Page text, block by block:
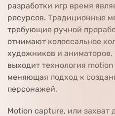
разработки игр время
ресурсов. Традиционные
требующие ручной
отнимают колоссальное
художников и
выходит технология
меняющая подход к
персонажей.
Motion capture, или захват